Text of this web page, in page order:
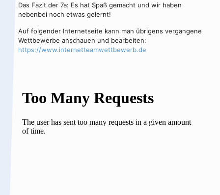
Das Fazit der 7a: Es hat Spaß gemacht und wir haben
nebenbei noch etwas gelernt!
Auf folgender Internetseite kann man übrigens vergangene
Wettbewerbe anschauen und bearbeiten:
https://www.internetteamwettbewerb.de